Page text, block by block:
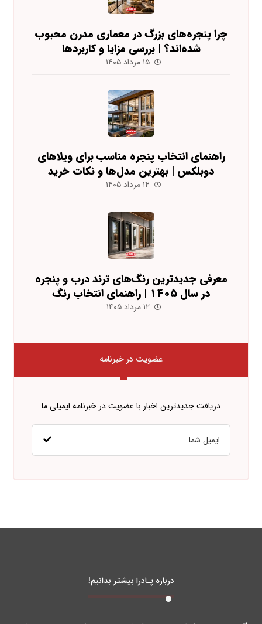
چرا پنجره‌های بزرگ در معماری مدرن محبوب
شده‌اند؟ | بررسی مزایا و کاربردها
۱۵ مرداد ۱۴۰۵
راهنمای انتخاب پنجره مناسب برای ویلاهای
دوبلکس | بهترین مدل‌ها و نکات خرید
۱۴ مرداد ۱۴۰۵
معرفی جدیدترین رنگ‌های ترند درب و پنجره
در سال ۱۴۰۵ | راهنمای انتخاب رنگ
۱۲ مرداد ۱۴۰۵
عضویت در خبرنامه
دریافت جدیدترین اخبار با عضویت در خبرنامه ایمیلی ما
درباره پـادرا بیشتر بدانیم!